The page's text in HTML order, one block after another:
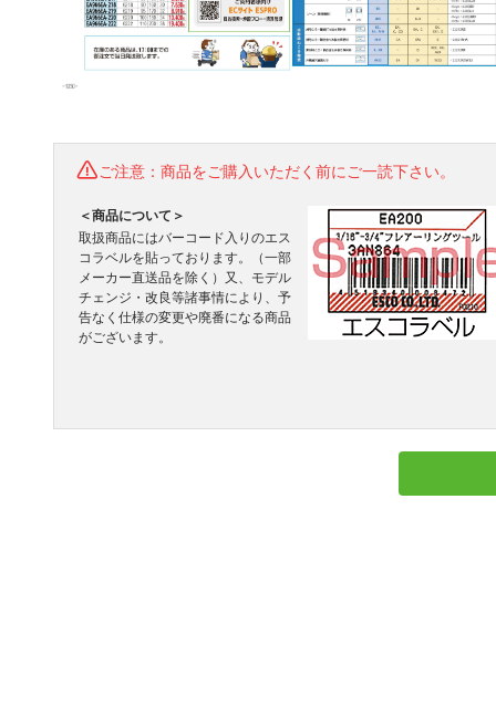
ご注意：商品をご購入いただく前にご一読下さい。
＜商品について＞
取扱商品にはバーコード入りのエス
コラベルを貼っております。（一部
メーカー直送品を除く）又、モデル
チェンジ・改良等諸事情により、予
告なく仕様の変更や廃番になる商品
がございます。